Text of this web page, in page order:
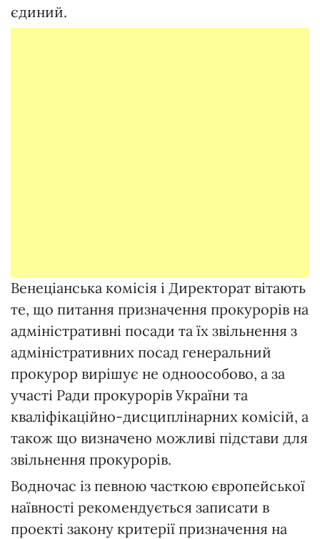
єдиний.
Венеціанська комісія і Директорат вітають
те, що питання призначення прокурорів на
адміністративні посади та їх звільнення з
адміністративних посад генеральний
прокурор вирішує не одноособово, а за
участі Ради прокурорів України та
кваліфікаційно-дисциплінарних комісій, а
також що визначено можливі підстави для
звільнення прокурорів.
Водночас із певною часткою європейської
наївності рекомендується записати в
проекті закону критерії призначення на